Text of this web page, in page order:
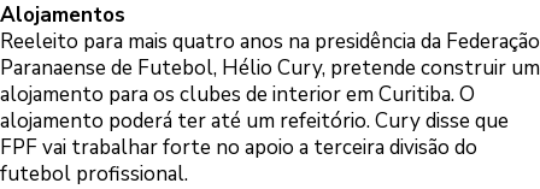
Alojamentos
Reeleito para mais quatro anos na presidência da Federação
Paranaense de Futebol, Hélio Cury, pretende construir um
alojamento para os clubes de interior em Curitiba. O
alojamento poderá ter até um refeitório. Cury disse que
FPF vai trabalhar forte no apoio a terceira divisão do
futebol profissional.